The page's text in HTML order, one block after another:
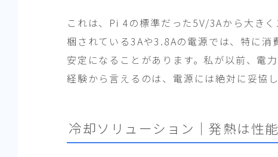
これは、Pi 4の標準だった5V/3Aから大き
梱されている3Aや3.8Aの電源では、特に
安定になることがあります。私が以前、電
経験から言えるのは、電源には絶対に妥協
冷却ソリューション｜発熱は性